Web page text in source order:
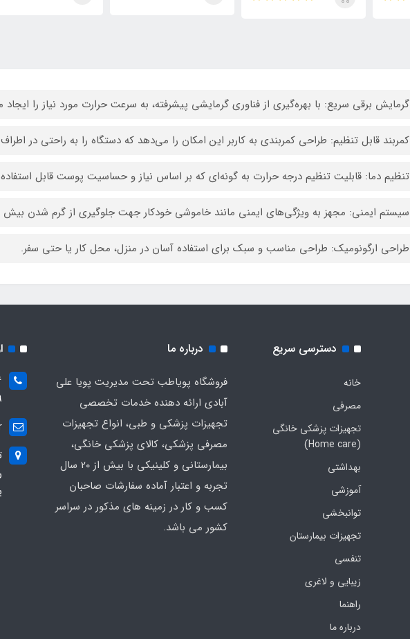
گرمایش برقی سریع: با بهره‌گیری از فناوری گرمایشی پیشرفته، به سرعت حرارت مورد نیاز را ایجاد
کمربند قابل تنظیم: طراحی کمربندی به کاربر این امکان را می‌دهد که دستگاه را به راحتی در
تنظیم دما: قابلیت تنظیم درجه حرارت به گونه‌ای که بر اساس نیاز و حساسیت پوست قابل
سیستم ایمنی: مجهز به ویژگی‌های ایمنی مانند خاموشی خودکار جهت جلوگیری از گرم شدن بیش
طراحی ارگونومیک: طراحی مناسب و سبک برای استفاده آسان در منزل، محل کار یا حتی سفر.
دسترسی سریع
خانه
مصرفی
تجهیزات پزشکی خانگی
(Home care)
بهداشتی
آموزشی
توانبخشی
تجهیزات بیمارستان
تنفسی
زیبایی و لاغری
راهنما
درباره ما
درباره ما
فروشگاه پویاطب تحت مدیریت پویا علی
آبادی ارائه دهنده خدمات تخصصی
تجهیزات پزشکی و طبی، انواع تجهیزات
مصرفی پزشکی، کالای پزشکی خانگی،
بیمارستانی و کلینیکی با بیش از 20 سال
تجربه و اعتبار آماده سفارشات صاحبان
کسب و کار در زمینه های مذکور در سراسر
کشور می باشد.